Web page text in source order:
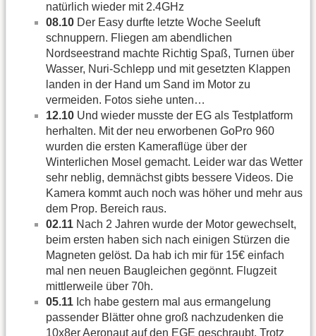
natürlich wieder mit 2.4GHz
08.10 Der Easy durfte letzte Woche Seeluft
schnuppern. Fliegen am abendlichen
Nordseestrand machte Richtig Spaß, Turnen über
Wasser, Nuri-Schlepp und mit gesetzten Klappen
landen in der Hand um Sand im Motor zu
vermeiden. Fotos siehe unten…
12.10 Und wieder musste der EG als Testplatform
herhalten. Mit der neu erworbenen GoPro 960
wurden die ersten Kameraflüge über der
Winterlichen Mosel gemacht. Leider war das Wetter
sehr neblig, demnächst gibts bessere Videos. Die
Kamera kommt auch noch was höher und mehr aus
dem Prop. Bereich raus.
02.11 Nach 2 Jahren wurde der Motor gewechselt,
beim ersten haben sich nach einigen Stürzen die
Magneten gelöst. Da hab ich mir für 15€ einfach
mal nen neuen Baugleichen gegönnt. Flugzeit
mittlerweile über 70h.
05.11 Ich habe gestern mal aus ermangelung
passender Blätter ohne groß nachzudenken die
10x8er Aeronaut auf den EGE geschraubt. Trotz